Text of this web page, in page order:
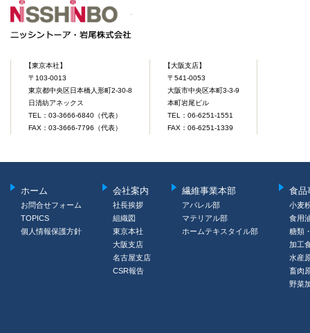
【東京本社】
〒103-0013
東京都中央区日本橋人形町2-30-8
日清紡アネックス
TEL：03-3666-6840（代表）
FAX：03-3666-7796（代表）
【大阪支店】
〒541-0053
大阪市中央区本町3-3-9
本町岩尾ビル
TEL：06-6251-1551
FAX：06-6251-1339
ホーム
お問合せフォーム
TOPICS
個人情報保護方針
会社案内
社長挨拶
組織図
東京本社
大阪支店
名古屋支店
CSR報告
繊維事業本部
アパレル部
マテリアル部
ホームテキスタイル部
食品
小麦
食用
糖類
加工
水産
畜肉
野菜